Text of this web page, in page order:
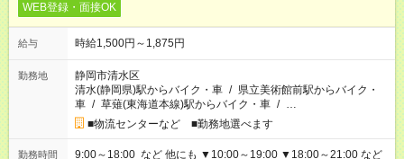
WEB登録・面接OK
給与 時給1,500円～1,875円
勤務地
静岡市清水区
清水(静岡県)駅からバイク・車 / 県立美術館前駅からバイク・
車 / 草薙(東海道本線)駅からバイク・車 / …
■物流センターなど ■勤務地選べます
勤務時間
9:00～18:00 など 他にも ▼10:00～19:00 ▼18:00～21:00 など